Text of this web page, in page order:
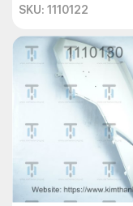
SKU: 1110122